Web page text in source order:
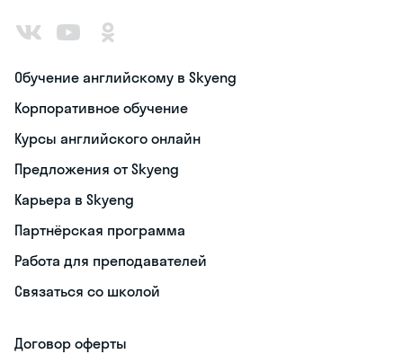
Обучение английскому в Skyeng
Корпоративное обучение
Курсы английского онлайн
Предложения от Skyeng
Карьера в Skyeng
Партнёрская программа
Работа для преподавателей
Связаться со школой
Договор оферты